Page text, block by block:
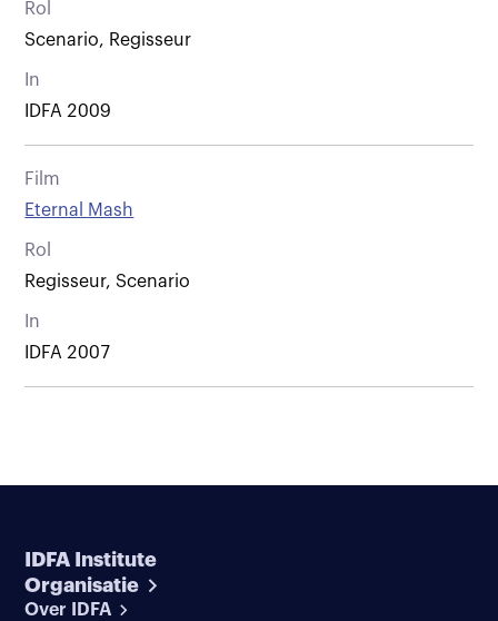
Rol
Scenario, Regisseur
In
IDFA 2009
Film
Eternal Mash
Rol
Regisseur, Scenario
In
IDFA 2007
IDFA Institute
Organisatie
Over IDFA